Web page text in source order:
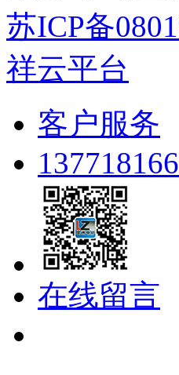
苏ICP备
祥云平台
客户服务
在线留言